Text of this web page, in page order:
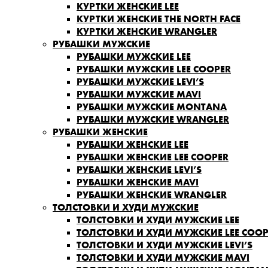
КУРТКИ ЖЕНСКИЕ LEE
КУРТКИ ЖЕНСКИЕ THE NORTH FACE
КУРТКИ ЖЕНСКИЕ WRANGLER
РУБАШКИ МУЖСКИЕ
РУБАШКИ МУЖСКИЕ LEE
РУБАШКИ МУЖСКИЕ LEE COOPER
РУБАШКИ МУЖСКИЕ LEVI’S
РУБАШКИ МУЖСКИЕ MAVI
РУБАШКИ МУЖСКИЕ MONTANA
РУБАШКИ МУЖСКИЕ WRANGLER
РУБАШКИ ЖЕНСКИЕ
РУБАШКИ ЖЕНСКИЕ LEE
РУБАШКИ ЖЕНСКИЕ LEE COOPER
РУБАШКИ ЖЕНСКИЕ LEVI’S
РУБАШКИ ЖЕНСКИЕ MAVI
РУБАШКИ ЖЕНСКИЕ WRANGLER
ТОЛСТОВКИ И ХУДИ МУЖСКИЕ
ТОЛСТОВКИ И ХУДИ МУЖСКИЕ LEE
ТОЛСТОВКИ И ХУДИ МУЖСКИЕ LEE
ТОЛСТОВКИ И ХУДИ МУЖСКИЕ LEVI’S
ТОЛСТОВКИ И ХУДИ МУЖСКИЕ MAVI